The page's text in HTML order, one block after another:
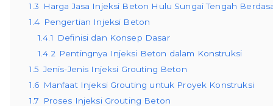
1.3
Harga Jasa Injeksi Beton Hulu Sungai Tengah
1.4 Pengertian Injeksi Beton
1.4.1
Definisi dan Konsep Dasar
1.4.2 Pentingnya Injeksi Beton dalam Konstruksi
1.5 Jenis-Jenis Injeksi Grouting Beton
1.6 Manfaat Injeksi Grouting untuk Proyek Konstruksi
1.7
Proses Injeksi Grouting Beton